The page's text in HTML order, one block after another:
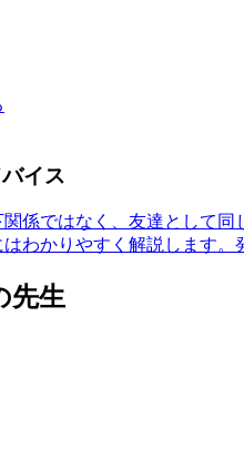
イス
係ではなく、友達として
わかりやすく解説します
先生